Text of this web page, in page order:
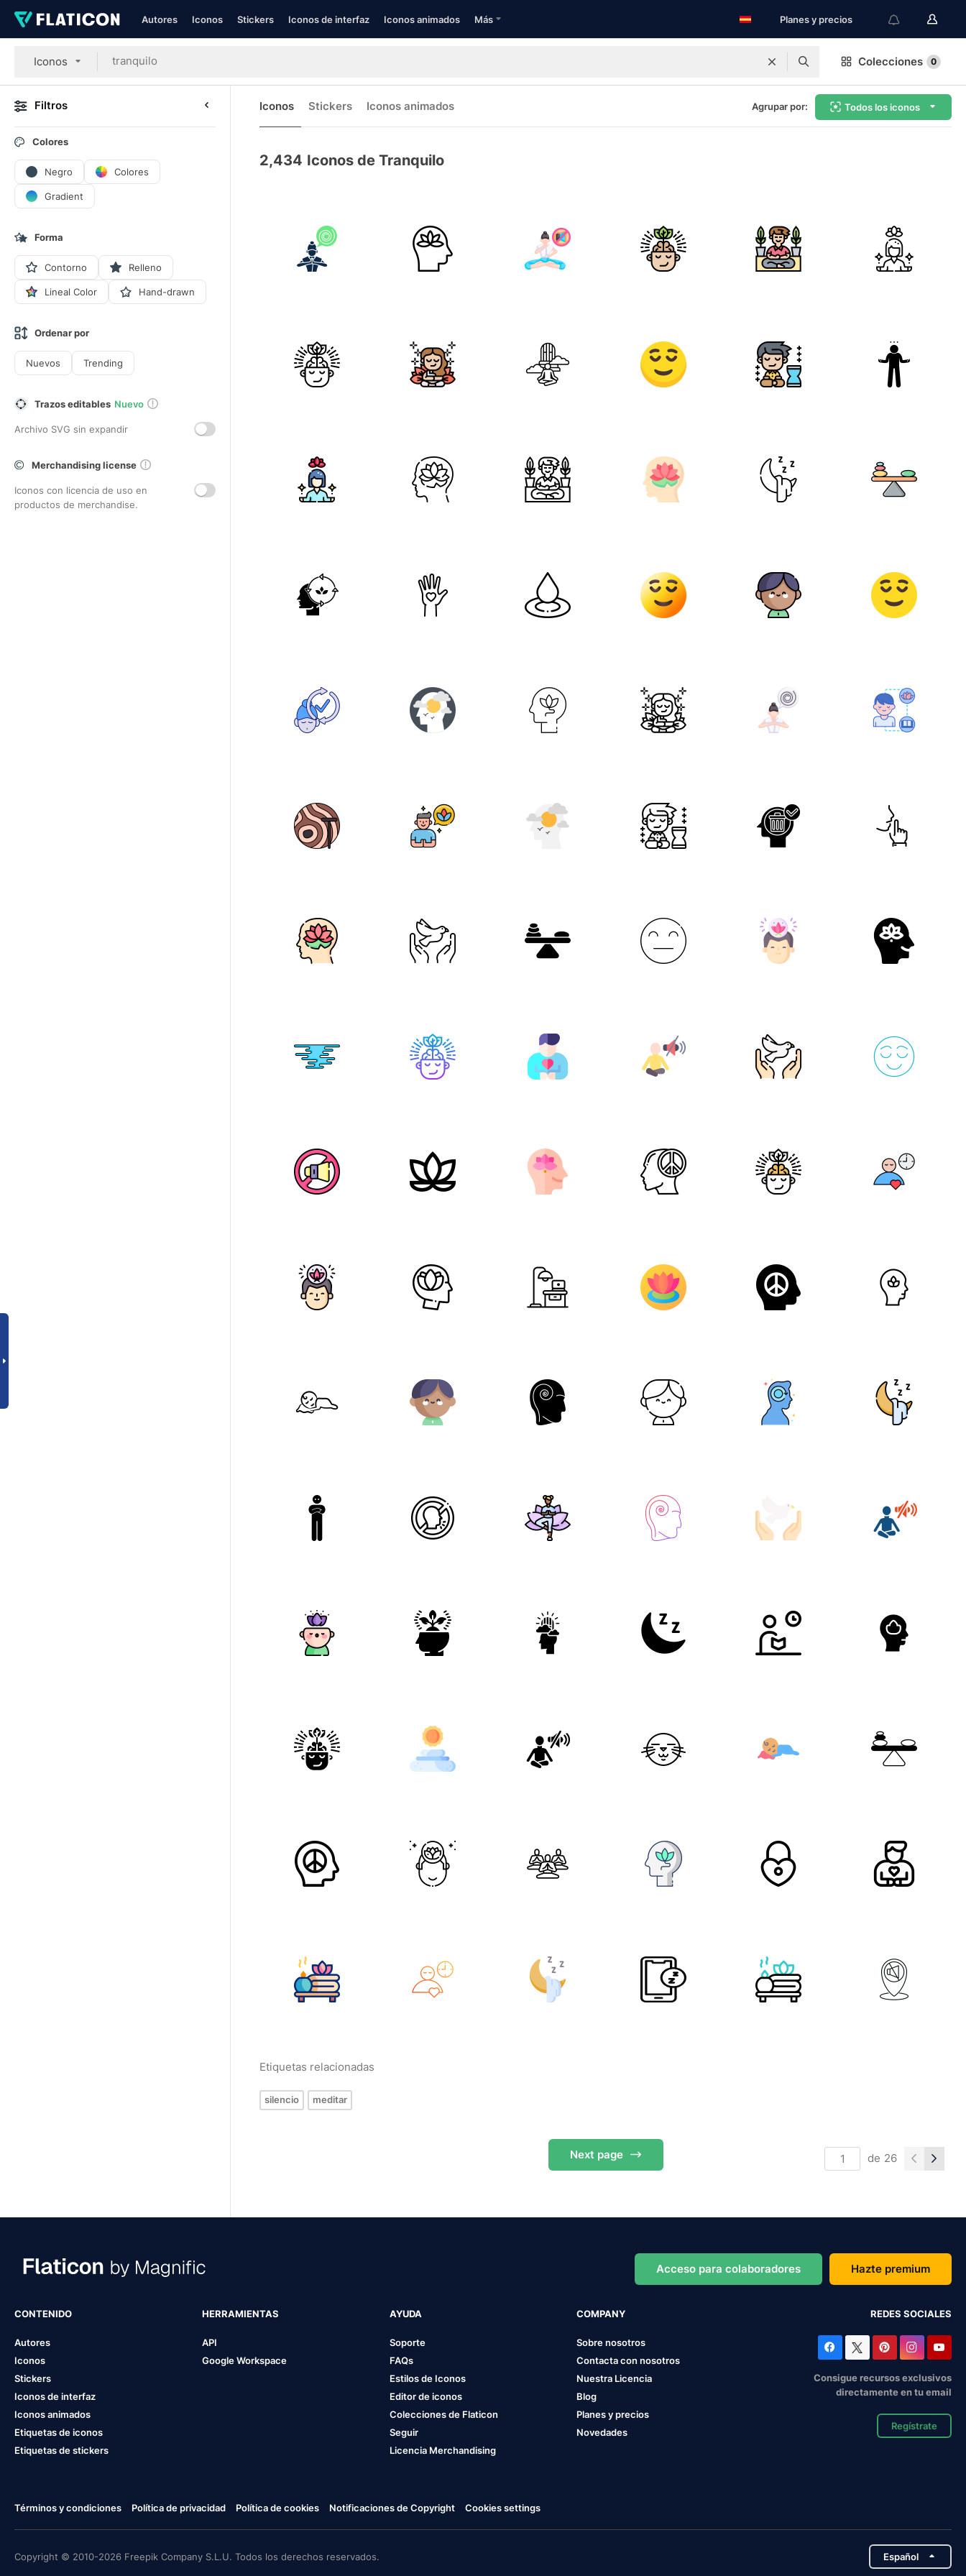
Autores Iconos Stickers Iconos de interfaz Iconos animados Más Planes y precios
Iconos Colecciones 0
Filtros
Colores
Negro Colores
Gradient
Forma
Contorno Relleno
Lineal Color Hand-drawn
Ordenar por
Nuevos Trending
Trazos editables Nuevo
Archivo SVG sin expandir
Merchandising license
Iconos con licencia de uso en
productos de merchandise.
Iconos Stickers Iconos animados Agrupar por: Todos los iconos
2,434 Iconos de Tranquilo
Etiquetas relacionadas
silencio meditar
Next page de 26
Acceso para colaboradores Hazte premium
CONTENIDO
Autores
Iconos
Stickers
Iconos de interfaz
Iconos animados
Etiquetas de iconos
Etiquetas de stickers
HERRAMIENTAS
API
Google Workspace
AYUDA
Soporte
FAQs
Estilos de Iconos
Editor de iconos
Colecciones de Flaticon
Seguir
Licencia Merchandising
COMPANY
Sobre nosotros
Contacta con nosotros
Nuestra Licencia
Blog
Planes y precios
Novedades
REDES SOCIALES
Consigue recursos exclusivos
directamente en tu email
Regístrate
Términos y condiciones Política de privacidad Política de cookies Notificaciones de Copyright Cookies settings
Copyright © 2010-2026 Freepik Company S.L.U. Todos los derechos reservados. Español